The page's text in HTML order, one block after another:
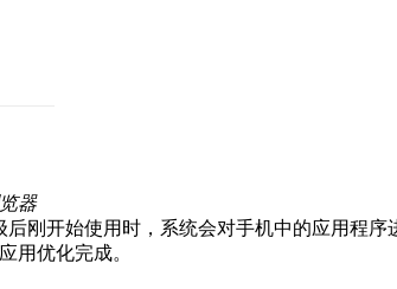
器
刚开始使用时，系统会对手机中的应用程
用优化完成。